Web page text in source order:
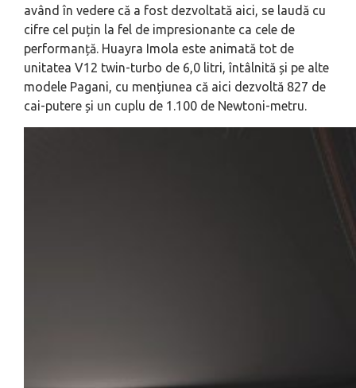
având în vedere că a fost dezvoltată aici, se laudă cu
cifre cel puțin la fel de impresionante ca cele de
performanță. Huayra Imola este animată tot de
unitatea V12 twin-turbo de 6,0 litri, întâlnită și pe alte
modele Pagani, cu mențiunea că aici dezvoltă 827 de
cai-putere și un cuplu de 1.100 de Newtoni-metru.